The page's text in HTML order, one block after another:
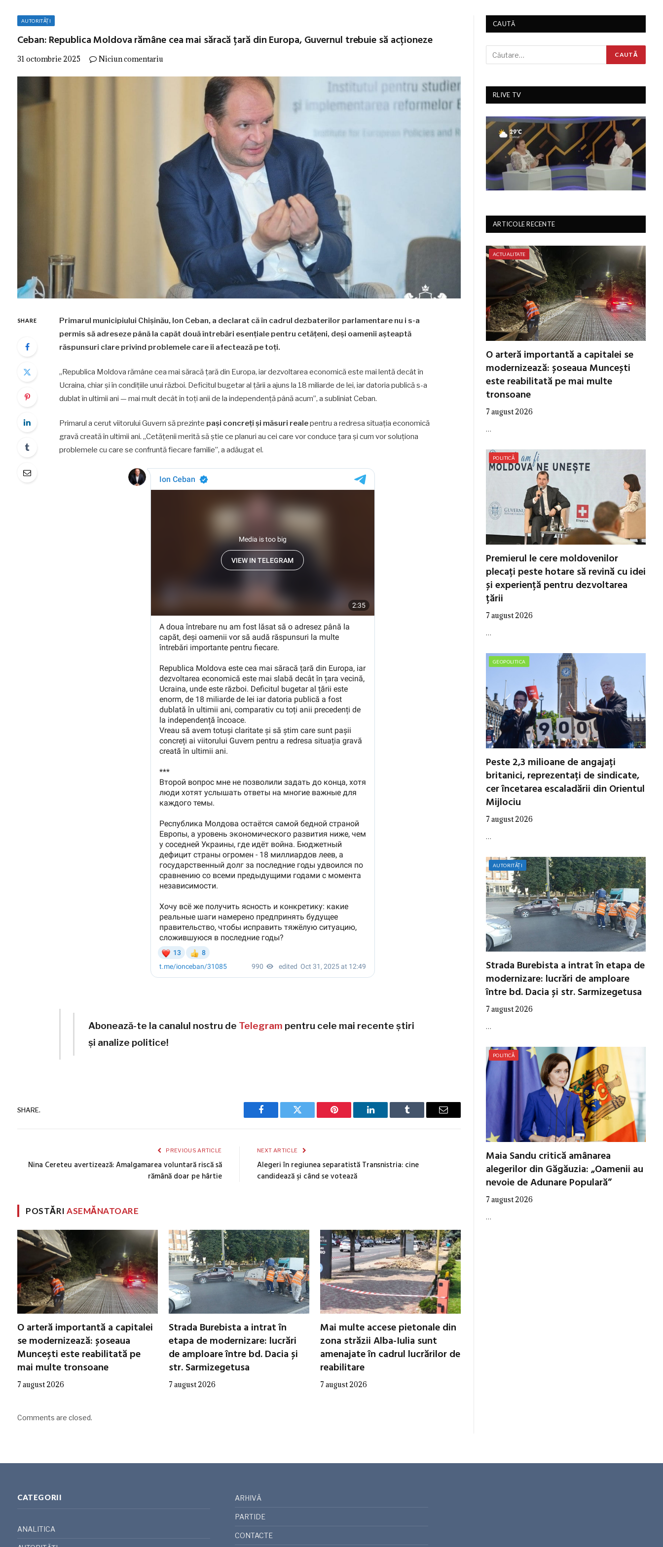
AUTORITĂȚI
Ceban: Republica Moldova rămâne cea mai săracă țară din Europa, Guvernul trebuie să acționeze
31 octombrie 2025 Niciun comentariu
SHARE
Primarul municipiului Chișinău, Ion Ceban, a declarat că în cadrul dezbaterilor parlamentare nu i s-a
permis să adreseze până la capăt două întrebări esențiale pentru cetățeni, deși oamenii așteaptă
răspunsuri clare privind problemele care îi afectează pe toți.
„Republica Moldova rămâne cea mai săracă țară din Europa, iar dezvoltarea economică este mai lentă decât în
Ucraina, chiar și în condițiile unui război. Deficitul bugetar al țării a ajuns la 18 miliarde de lei, iar datoria publică s-a
dublat în ultimii ani — mai mult decât în toți anii de la independență până acum”, a subliniat Ceban.
Primarul a cerut viitorului Guvern să prezinte pași concreți și măsuri realepentru a redresa situația economică
gravă creată în ultimii ani. „Cetățenii merită să știe ce planuri au cei care vor conduce țara și cum vor soluționa
problemele cu care se confruntă fiecare familie”, a adăugat el.
Abonează-te la canalul nostru de Telegram pentru cele mai recente știri
și analize politice!
SHARE.
Facebook Twitter Pinterest LinkedIn Tumblr Email
PREVIOUS ARTICLE
Nina Cereteu avertizează: Amalgamarea voluntară riscă să
rămână doar pe hârtie
NEXT ARTICLE
Alegeri în regiunea separatistă Transnistria: cine
candidează şi când se votează
POSTĂRIASEMĂNATOARE
O arteră importantă a capitalei
se modernizează: șoseaua
Muncești este reabilitată pe
mai multe tronsoane
7 august 2026
Strada Burebista a intrat în
etapa de modernizare: lucrări
de amploare între bd. Dacia și
str. Sarmizegetusa
7 august 2026
Mai multe accese pietonale din
zona străzii Alba-Iulia sunt
amenajate în cadrul lucrărilor de
reabilitare
7 august 2026
Comments are closed.
CAUTĂ
RLIVE TV
ARTICOLE RECENTE
ACTUALITATE
O arteră importantă a capitalei se
modernizează: șoseaua Muncești
este reabilitată pe mai multe
tronsoane
7 august 2026
…
POLITICĂ
Premierul le cere moldovenilor
plecați peste hotare să revină cu idei
și experiență pentru dezvoltarea
țării
7 august 2026
…
GEOPOLITICA
Peste 2,3 milioane de angajați
britanici, reprezentați de sindicate,
cer încetarea escaladării din Orientul
Mijlociu
7 august 2026
…
AUTORITĂȚI
Strada Burebista a intrat în etapa de
modernizare: lucrări de amploare
între bd. Dacia și str. Sarmizegetusa
7 august 2026
…
POLITICĂ
Maia Sandu critică amânarea
alegerilor din Găgăuzia: „Oamenii au
nevoie de Adunare Populară”
7 august 2026
…
CATEGORII
ANALITICA
ARHIVĂ
PARTIDE
CONTACTE